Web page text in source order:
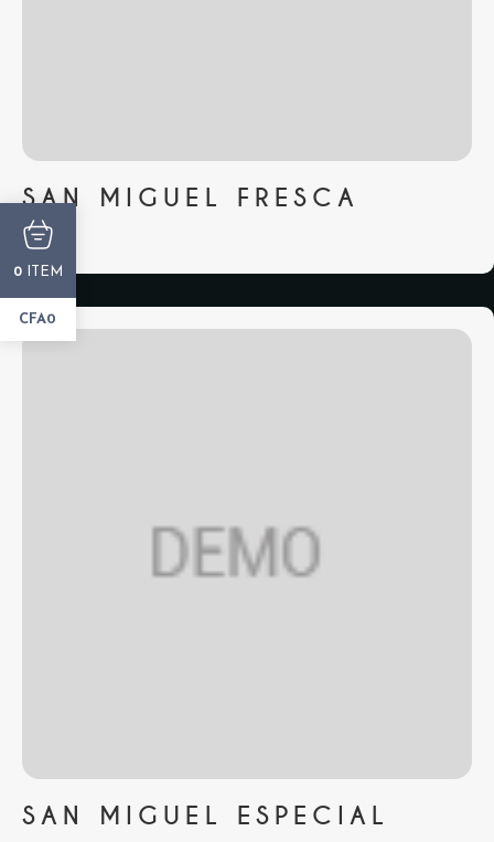
SAN MIGUEL FRESCA
...
SAN MIGUEL ESPECIAL
0 ITEM
CFA0